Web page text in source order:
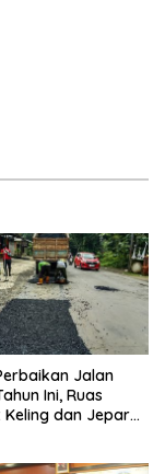
Jalan
Ini, Ruas
Keling dan Jepara